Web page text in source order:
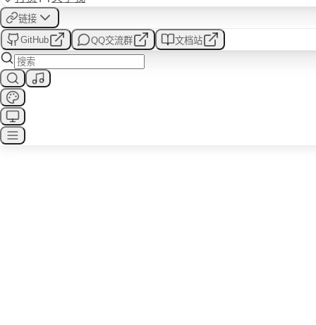
链接
GitHub
QQ交流群 文档站